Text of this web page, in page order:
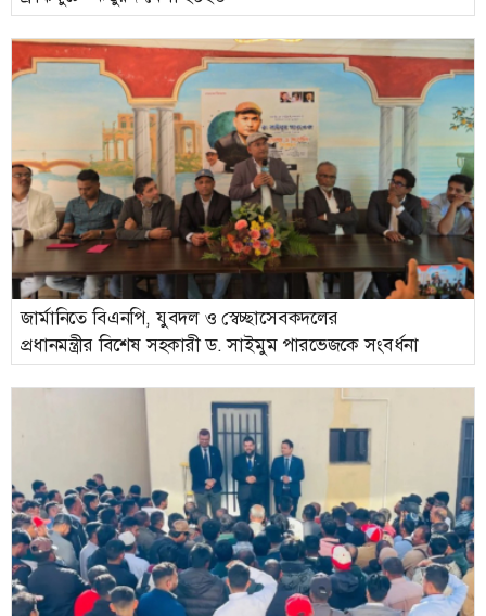
জার্মানিতে বিএনপি, যুবদল ও স্বেচ্ছাসেবকদলের
প্রধানমন্ত্রীর বিশেষ সহকারী ড. সাইমুম পারভেজকে সংবর্ধনা